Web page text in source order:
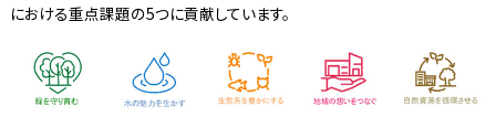
における重点課題の5つに貢献しています。